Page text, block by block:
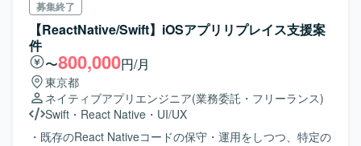
ト/保守/運用が含まれます。 【募集背景】 新規立ち上げサ
イト、または既存サービス拡大に向けて増員のため募集と
なります。 【開発環境】 ・Typescript、React Native、
Node.js、Express、AWS ・Ajax、REST、サーバレスアー
キテクチャなど
募集終了
【ReactNative/Swift】iOSアプリリプレイス支援案
件
〜800,000円/月
東京都
ネイティブアプリエンジニア(業務委託・フリーランス)
Swift ・ React Native ・ UI/UX
・既存のReact Nativeコードの保守・運用をしつつ、特定の